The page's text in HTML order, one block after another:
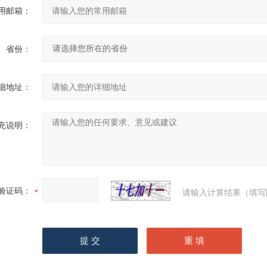
邮箱：
省份：
地址：
说明：
证码： 请输入计算结果（填